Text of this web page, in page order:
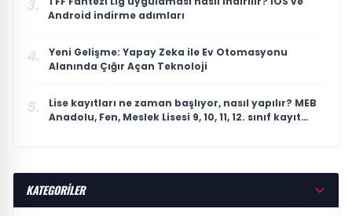
3.
Android indirme adımları
4.
Yeni Gelişme: Yapay Zeka ile Ev Otomasyonu
Alanında Çığır Açan Teknoloji
5.
Lise kayıtları ne zaman başlıyor, nasıl yapılır? MEB
Anadolu, Fen, Meslek Lisesi 9, 10, 11, 12. sınıf kayıt
KATEGORİLER